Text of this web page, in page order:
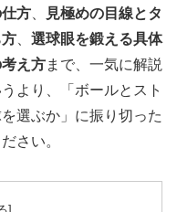
方
見極めの目線とタ
選球眼を鍛える具体
え方まで、一気に解説
より、「ボールとスト
選ぶか」に振り切った
さい。